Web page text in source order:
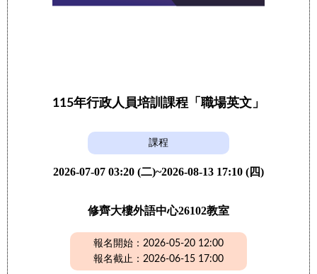
115年行政人員培訓課程「職場英文」
課程
2026-07-07 03:20 (二)~2026-08-13 17:10 (四)
修齊大樓外語中心26102教室
報名開始：2026-05-20 12:00
報名截止：2026-06-15 17:00